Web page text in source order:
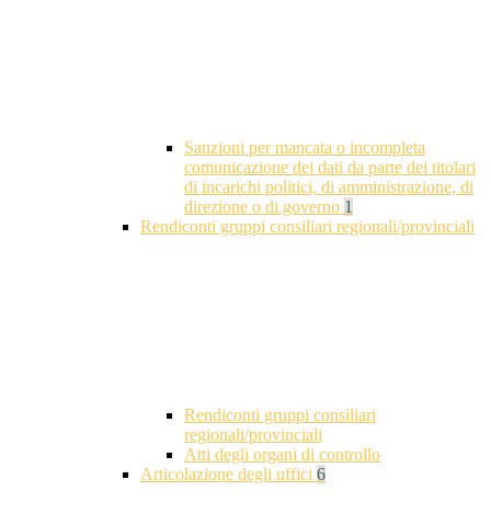
Sanzioni per mancata o incompleta
comunicazione dei dati da parte dei titolari
di incarichi politici, di amministrazione, di
direzione o di governo 1
Rendiconti gruppi consiliari regionali/provinciali
Rendiconti gruppi consiliari
regionali/provinciali
Atti degli organi di controllo
Articolazione degli uffici 6